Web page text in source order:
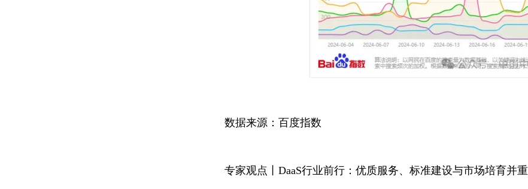
数据来源：百度指数
专家观点丨DaaS行业前行：优质服务、标准建设与市场培育并重